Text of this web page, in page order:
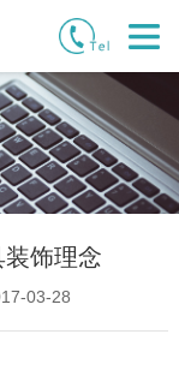
饰理念
03-28